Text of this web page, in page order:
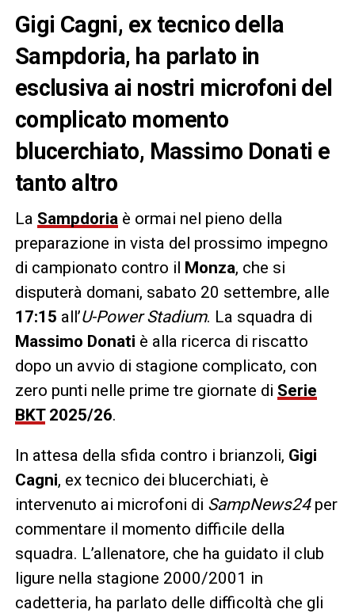
Gigi Cagni, ex tecnico della
Sampdoria, ha parlato in
esclusiva ai nostri microfoni del
complicato momento
blucerchiato, Massimo Donati e
tanto altro
La Sampdoria è ormai nel pieno della
preparazione in vista del prossimo impegno
di campionato contro il Monza, che si
disputerà domani, sabato 20 settembre, alle
17:15 all’U-Power Stadium. La squadra di
Massimo Donati è alla ricerca di riscatto
dopo un avvio di stagione complicato, con
zero punti nelle prime tre giornate di Serie
BKT2025/26.
In attesa della sfida contro i brianzoli, Gigi
Cagni, ex tecnico dei blucerchiati, è
intervenuto ai microfoni di SampNews24per
commentare il momento difficile della
squadra. L’allenatore, che ha guidato il club
ligure nella stagione 2000/2001 in
cadetteria, ha parlato delle difficoltà che gli